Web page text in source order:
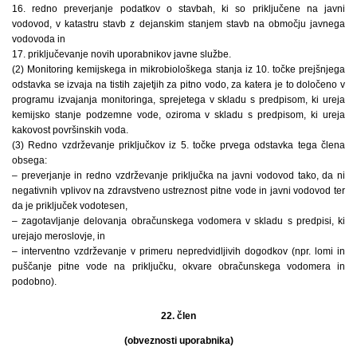
16. redno preverjanje podatkov o stavbah, ki so priključene na javni
vodovod, v katastru stavb z dejanskim stanjem stavb na območju javnega
vodovoda in
17. priključevanje novih uporabnikov javne službe.
(2) Monitoring kemijskega in mikrobiološkega stanja iz 10. točke prejšnjega
odstavka se izvaja na tistih zajetjih za pitno vodo, za katera je to določeno v
programu izvajanja monitoringa, sprejetega v skladu s predpisom, ki ureja
kemijsko stanje podzemne vode, oziroma v skladu s predpisom, ki ureja
kakovost površinskih voda.
(3) Redno vzdrževanje priključkov iz 5. točke prvega odstavka tega člena
obsega:
– preverjanje in redno vzdrževanje priključka na javni vodovod tako, da ni
negativnih vplivov na zdravstveno ustreznost pitne vode in javni vodovod ter
da je priključek vodotesen,
– zagotavljanje delovanja obračunskega vodomera v skladu s predpisi, ki
urejajo meroslovje, in
– interventno vzdrževanje v primeru nepredvidljivih dogodkov (npr. lomi in
puščanje pitne vode na priključku, okvare obračunskega vodomera in
podobno).
22. člen
(obveznosti uporabnika)